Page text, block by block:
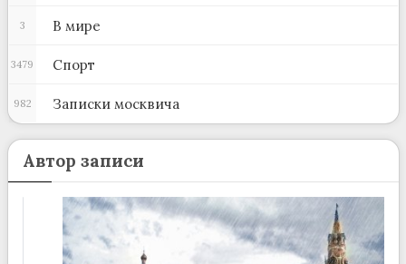
В мире
3
Спорт
3479
Записки москвича
982
Автор записи